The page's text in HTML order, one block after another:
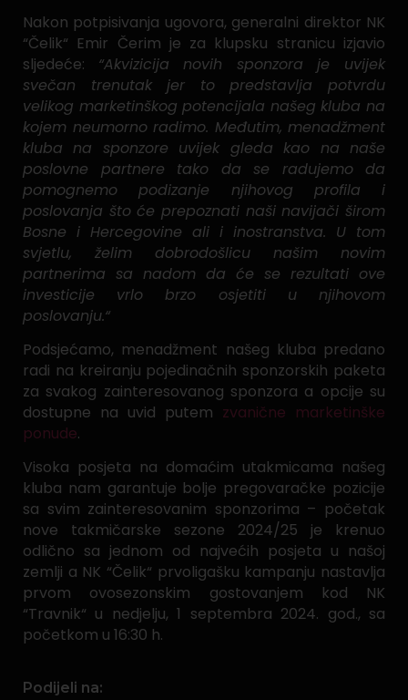
Nakon potpisivanja ugovora, generalni direktor NK
“Čelik“ Emir Čerim je za klupsku stranicu izjavio
sljedeće: “Akvizicija novih sponzora je uvijek
svečan trenutak jer to predstavlja potvrdu
velikog marketinškog potencijala našeg kluba na
kojem neumorno radimo. Međutim, menadžment
kluba na sponzore uvijek gleda kao na naše
poslovne partnere tako da se radujemo da
pomognemo podizanje njihovog profila i
poslovanja što će prepoznati naši navijači širom
Bosne i Hercegovine ali i inostranstva. U tom
svjetlu, želim dobrodošlicu našim novim
partnerima sa nadom da će se rezultati ove
investicije vrlo brzo osjetiti u njihovom
poslovanju.“
Podsjećamo, menadžment našeg kluba predano
radi na kreiranju pojedinačnih sponzorskih paketa
za svakog zainteresovanog sponzora a opcije su
dostupne na uvid putem zvanične marketinške
ponude.
Visoka posjeta na domaćim utakmicama našeg
kluba nam garantuje bolje pregovaračke pozicije
sa svim zainteresovanim sponzorima – početak
nove takmičarske sezone 2024/25 je krenuo
odlično sa jednom od najvećih posjeta u našoj
zemlji a NK “Čelik“ prvoligašku kampanju nastavlja
prvom ovosezonskim gostovanjem kod NK
“Travnik“ u nedjelju, 1 septembra 2024. god., sa
početkom u 16:30 h.
Podijeli na: